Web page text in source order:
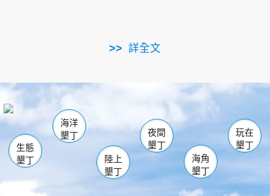
詳全文
南仁湖
海生館
恆春 佳樂水
龍鑾潭自然中心 森林遊樂區
瓊麻館
關山 墾管處遊客中心
社頂公園 風吹沙
船帆石
白砂 龍磐公園
香蕉灣
砂島
鵝鑾鼻
生態
墾丁
海洋
墾丁
陸上
墾丁
夜間
墾丁
海角
墾丁
玩在
墾丁